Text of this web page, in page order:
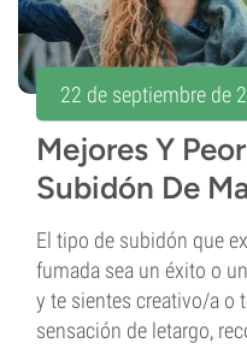
22 de septiembre de
Mejores Y
Subidón De
El tipo de subidón que
fumada sea un éxito o
y te sientes creativo/a o
sensación de letargo,